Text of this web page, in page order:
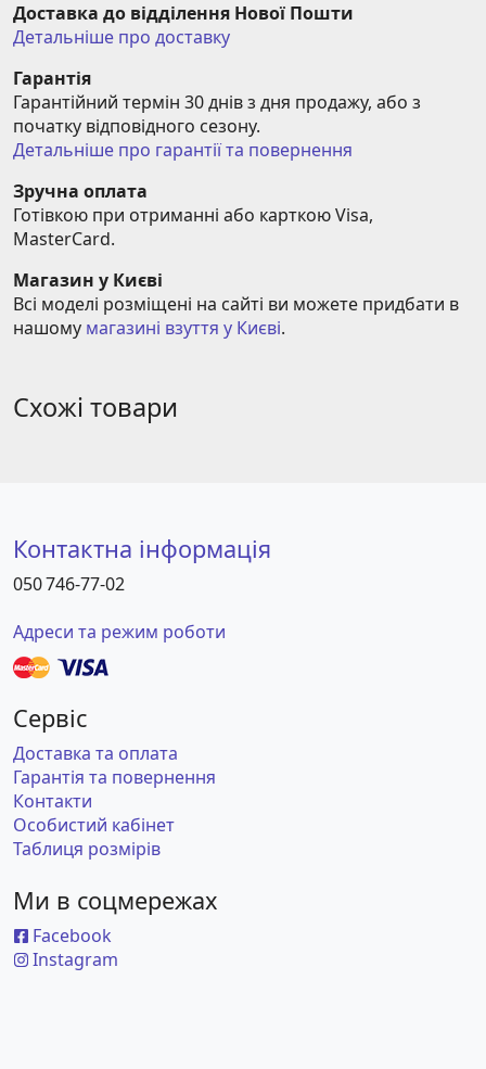
Доставка до відділення Нової Пошти
Детальніше про доставку
Гарантія
Гарантійний термін 30 днів з дня продажу, або з
початку відповідного сезону.
Детальніше про гарантії та повернення
Зручна оплата
Готівкою при отриманні або карткою Visa,
MasterCard.
Магазин у Києві
Всі моделі розміщені на сайті ви можете придбати в
нашому магазині взуття у Києві.
Схожі товари
Контактна інформація
050 746-77-02
Адреси та режим роботи
Сервіс
Доставка та оплата
Гарантія та повернення
Контакти
Особистий кабінет
Таблиця розмірів
Ми в соцмережах
Facebook
Instagram